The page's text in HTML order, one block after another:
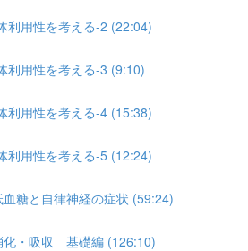
利用性を考える-2 (22:04)
利用性を考える-3 (9:10)
利用性を考える-4 (15:38)
利用性を考える-5 (12:24)
糖と自律神経の症状 (59:24)
・吸収 基礎編 (126:10)